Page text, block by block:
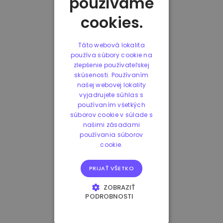
cookies.
Táto webová lokalita
používa súbory cookie na
zlepšenie používateľskej
skúsenosti. Používaním
našej webovej lokality
vyjadrujete súhlas s
používaním všetkých
súborov cookie v súlade s
našimi zásadami
používania súborov
cookie.
PRIJAŤ VŠETKO
ZOBRAZIŤ
PODROBNOSTI